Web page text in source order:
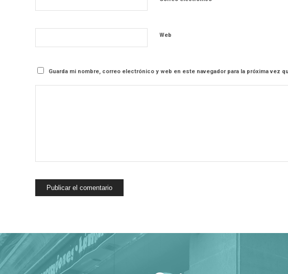
Web
Guarda mi nombre, correo electrónico y web en este navegador para la próxima vez